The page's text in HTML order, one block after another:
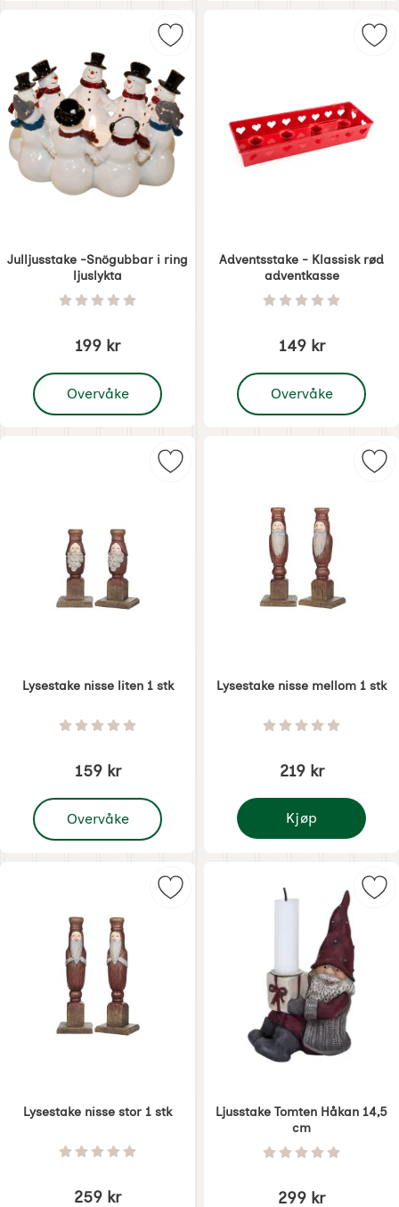
Julljusstake -Snögubbar i ring
ljuslykta
Varenummer 5691Vurdering: 0 Stjerne av 5
199 kr
Overvåke
, Julljusstake -Snögubbar i ring ljuslykta
Merk julljusstake -Snögubbar i
Adventsstake - Klassisk rød
adventkasse
Varenummer 6317Vurdering: 0
149 kr
Overvåke
, Adventsstake -
Lysestake nisse liten 1 stk
Varenummer 6365Vurdering: 0 Stjerne av 5
159 kr
Overvåke
, Lysestake nisse liten 1 stk
Merk lysestake nisse liten 1 stk
Lysestake nisse mellom 1 stk
Varenummer 6366Vurdering: 0
219 kr
Kjøp
Lysestake nisse
Lysestake nisse stor 1 stk
Varenummer 6367Vurdering: 0 Stjerne av 5
259 kr
Merk lysestake nisse stor 1 stk
Ljusstake Tomten Håkan 14,5
cm
Varenummer 6536Vurdering: 0
299 kr